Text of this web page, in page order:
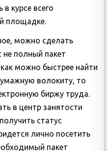
курсе всего
площадке.
можно сделать
полный пакет
можно быстрее найти
волокиту, то
биржу труда.
в центр занятости
статус
лично посетить
пакет